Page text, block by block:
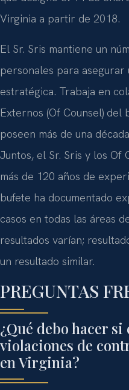
Virginia a partir de 2018.
El Sr. Sris mantiene un
personales para
estratégica. Trabaja en
Externos (Of Counsel) del
poseen más de una
Juntos, el Sr. Sris y los Of
más de 120 años de
bufete ha documentado
casos en todas las áreas
resultados varían;
un resultado similar.
PREGUNTAS
¿Qué debo hacer
violaciones de
en Virginia?